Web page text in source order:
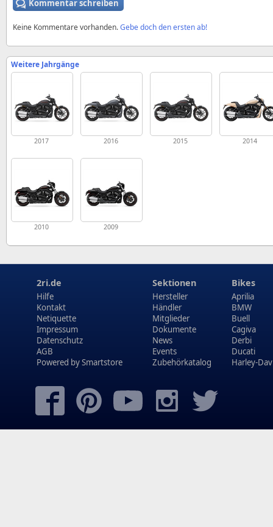
Kommentar schreiben
Keine Kommentare vorhanden.Gebe doch den ersten ab!
Weitere Jahrgänge
2017 2016 2015 2014
2010 2009
2ri.de
Hilfe
Kontakt
Netiquette
Impressum
Datenschutz
AGB
Powered bySmartstore
Sektionen
Hersteller
Händler
Mitglieder
Dokumente
News
Events
Zubehörkatalog
Bikes
Aprilia
BMW
Buell
Cagiva
Derbi
Ducati
Harley-